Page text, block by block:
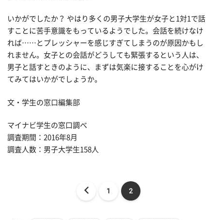
いかがでしたか？ やはり多くの男子大学生が女子と1対1で話
すことに苦手意識をもっているようでした。会話を続けなけ
れば……とプレッシャーを感じすぎてしまうのが原因かもし
れません。女子との会話がどうしても緊張するという人は、
男子と話すときのように、まずは気楽に接することを心がけ
てみてはいかがでしょうか。
文・学生の窓口編集部
マイナビ学生の窓口調べ
調査期間：2016年8月
調査人数：男子大学生158人
1 2